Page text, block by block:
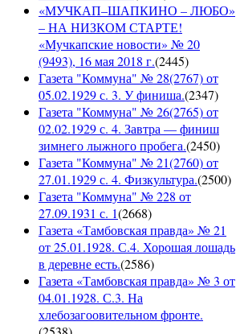
«МУЧКАП–ШАПКИНО – ЛЮБО»
– НА НИЗКОМ СТАРТЕ!
«Мучкапские новости» № 20
(9493), 16 мая 2018 г.(2445)
Газета "Коммуна" № 28(2767) от
05.02.1929 с. 3. У финиша.(2347)
Газета "Коммуна" № 26(2765) от
02.02.1929 с. 4. Завтра — финиш
зимнего лыжного пробега.(2450)
Газета "Коммуна" № 21(2760) от
27.01.1929 с. 4. Физкультура.(2500)
Газета "Коммуна" № 228 от
27.09.1931 с. 1(2668)
Газета «Тамбовская правда» № 21
от 25.01.1928. С.4. Хорошая лошадь
в деревне есть.(2586)
Газета «Тамбовская правда» № 3 от
04.01.1928. С.3. На
хлебозагоовительном фронте.